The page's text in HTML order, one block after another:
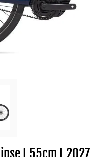
L 55cm L 2027